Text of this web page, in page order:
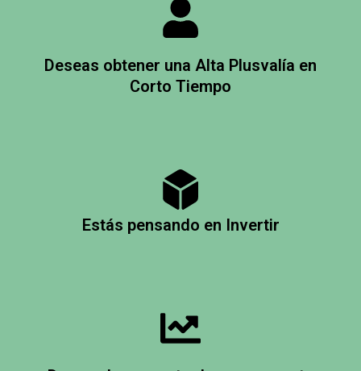
Deseas obtener una Alta Plusvalía en
Corto Tiempo
Estás pensando en Invertir